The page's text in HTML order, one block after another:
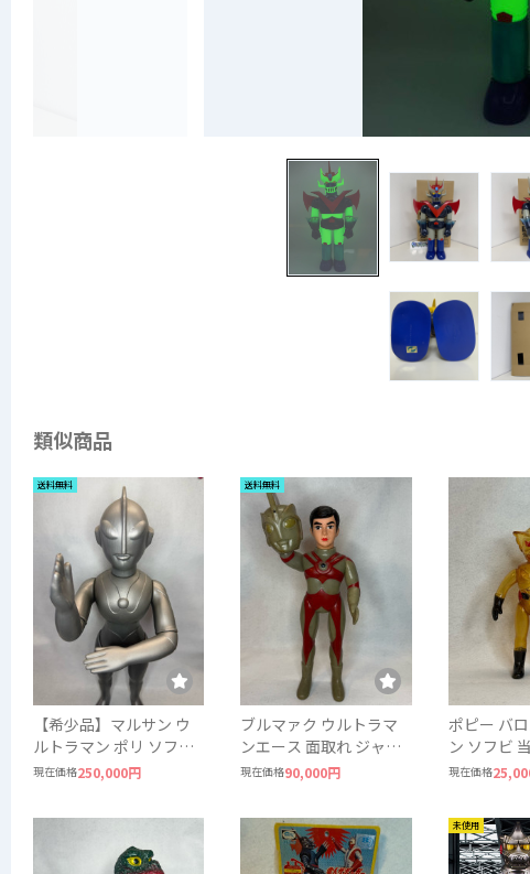
類似商品
送料無料
【希少品】マルサン ウ
ルトラマン ポリ ソフビ
ジャイアントサイズ 当
現在価格250,000円
送料無料
ブルマァク ウルトラマ
ンエース 面取れ ジャイ
アントサイズ ソフビ
現在価格90,000円
ポピー バ
ン ソフビ
東映 スケル
現在価格
未使用